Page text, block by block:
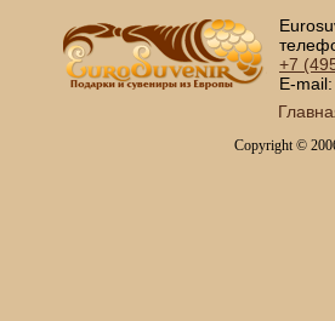
Сувениры курительной
тематики
Новинки месяца
+7
E-
Copyright ©